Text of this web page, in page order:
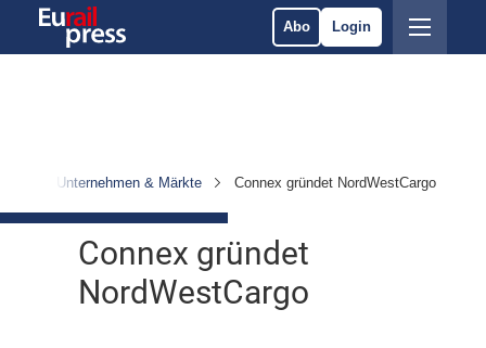
Abo Login
Unternehmen & Märkte Connex gründet NordWestCargo
Connex gründet
NordWestCargo